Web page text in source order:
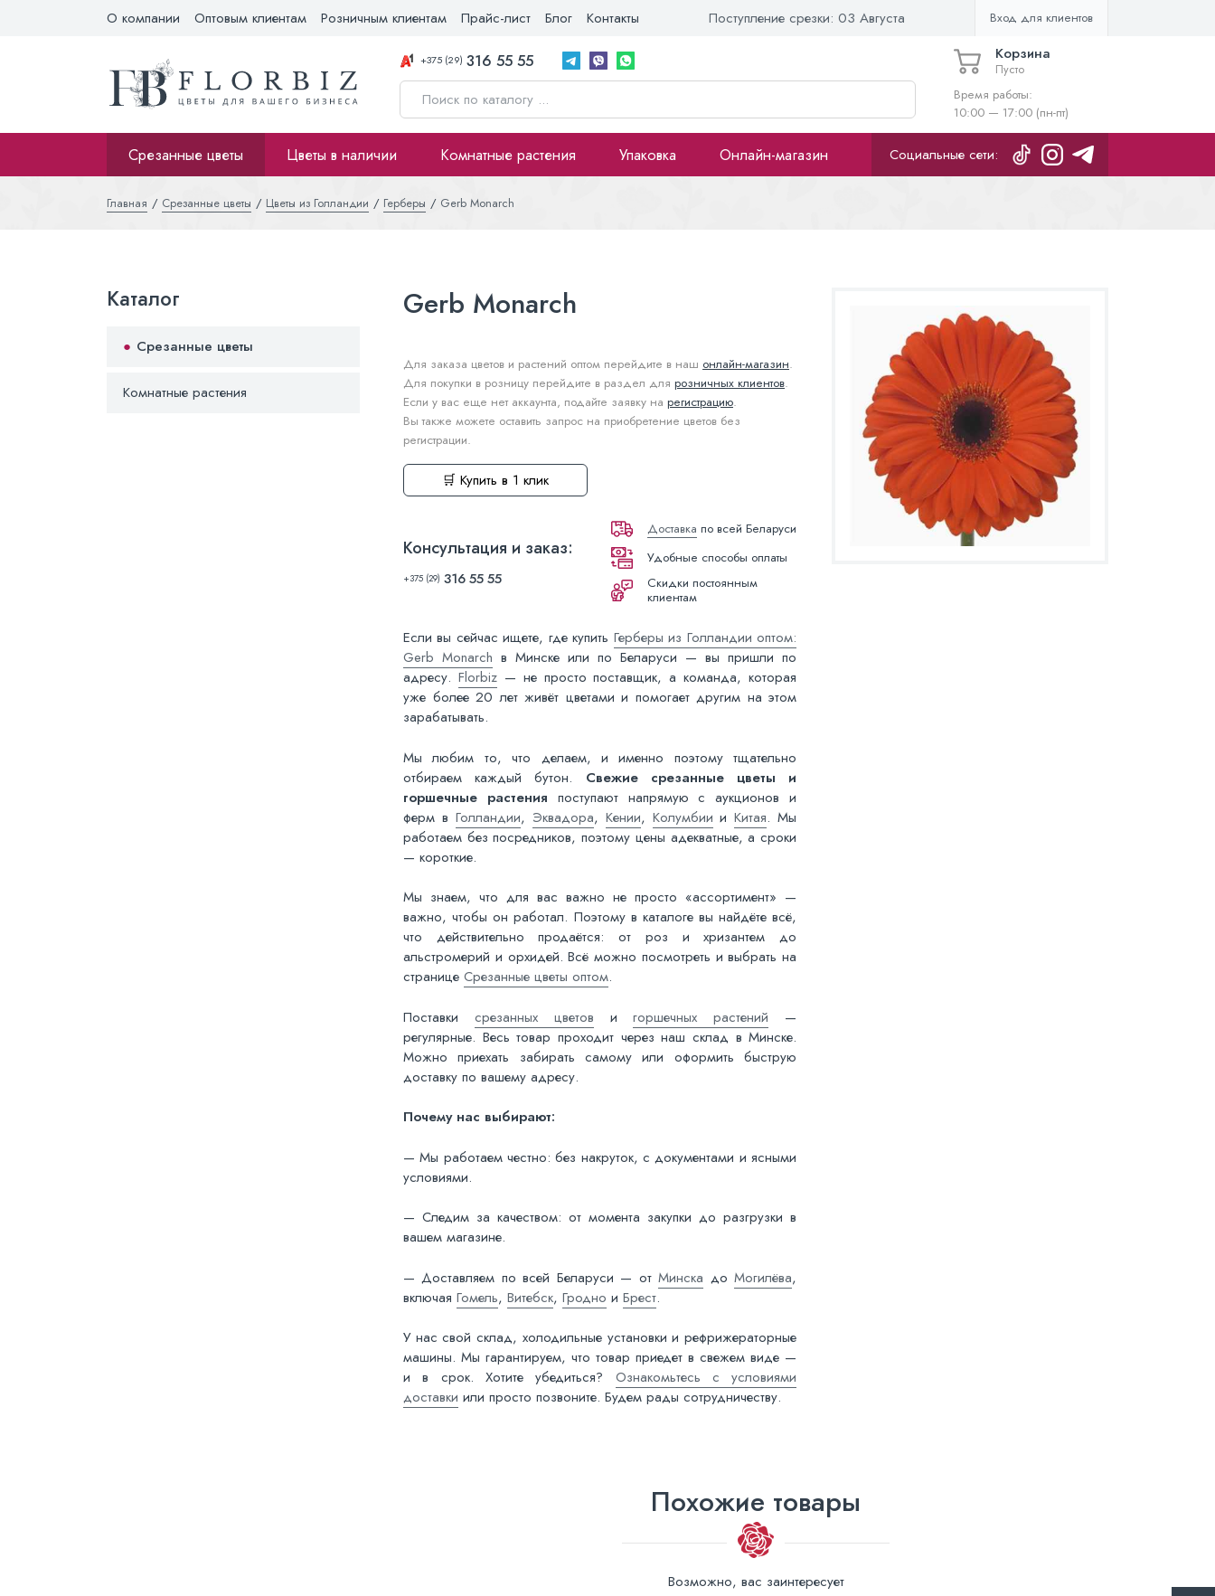
О компании Оптовым клиентам Розничным клиентам Прайс-лист Блог Контакты Поступление срезки: 03 Августа Вход для клиентов
+375 (29) 316 55 55 Корзина
Пусто
Время работы:
10:00 — 17:00 (пн-пт)
Срезанные цветы Цветы в наличии Комнатные растения Упаковка Онлайн-магазин Социальные сети:
Главная Срезанные цветы Цветы из Голландии Герберы Gerb Monarch
Каталог
Срезанные цветы
Комнатные растения
Gerb Monarch
Для заказа цветов и растений оптом перейдите в наш онлайн-магазин.
Для покупки в розницу перейдите в раздел для розничных клиентов.
Если у вас еще нет аккаунта, подайте заявку на регистрацию.
Вы также можете оставить запрос на приобретение цветов без
регистрации.
🛒 Купить в 1 клик
Консультация и заказ:
+375 (29) 316 55 55
Доставка по всей Беларуси
Удобные способы оплаты
Скидки постоянным
клиентам
Если вы сейчас ищете, где купить Герберы из Голландии оптом:
Gerb Monarch в Минске или по Беларуси — вы пришли по
адресу. Florbiz— не просто поставщик, а команда, которая
уже более 20 лет живёт цветами и помогает другим на этом
зарабатывать.
Мы любим то, что делаем, и именно поэтому тщательно
отбираем каждый бутон. Свежие срезанные цветы и
горшечные растения поступают напрямую с аукционов и
ферм в Голландии, Эквадора, Кении, Колумбии иКитая. Мы
работаем без посредников, поэтому цены адекватные, а сроки
— короткие.
Мы знаем, что для вас важно не просто «ассортимент» —
важно, чтобы он работал. Поэтому в каталоге вы найдёте всё,
что действительно продаётся: от роз и хризантем до
альстромерий и орхидей. Всё можно посмотреть и выбрать на
странице Срезанные цветы оптом.
Поставки срезанных цветов игоршечных растений —
регулярные. Весь товар проходит через наш склад в Минске.
Можно приехать забирать самому или оформить быструю
доставку по вашему адресу.
Почему нас выбирают:
— Мы работаем честно: без накруток, с документами и ясными
условиями.
— Следим за качеством: от момента закупки до разгрузки в
вашем магазине.
— Доставляем по всей Беларуси — отМинска доМогилёва,
включая Гомель, Витебск, Гродно и Брест.
У нас свой склад, холодильные установки и рефрижераторные
машины. Мы гарантируем, что товар приедет в свежем виде —
и в срок. Хотите убедиться? Ознакомьтесь с условиями
доставки или просто позвоните. Будем рады сотрудничеству.
Похожие товары
Возможно, вас заинтересует